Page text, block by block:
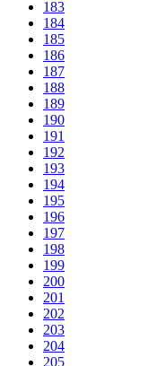
183
184
185
186
187
188
189
190
191
192
193
194
195
196
197
198
199
200
201
202
203
204
205